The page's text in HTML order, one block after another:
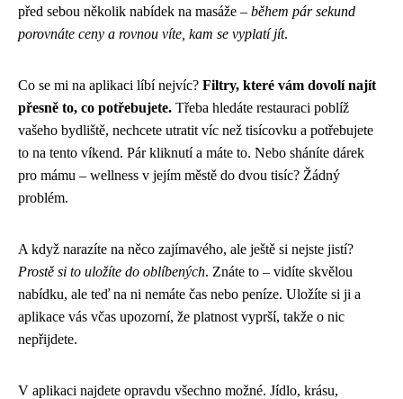
před sebou několik nabídek na masáže – během pár sekund
porovnáte ceny a rovnou víte, kam se vyplatí jít.
Co se mi na aplikaci líbí nejvíc? Filtry, které vám dovolí najít
přesně to, co potřebujete. Třeba hledáte restauraci poblíž
vašeho bydliště, nechcete utratit víc než tisícovku a potřebujete
to na tento víkend. Pár kliknutí a máte to. Nebo sháníte dárek
pro mámu – wellness v jejím městě do dvou tisíc? Žádný
problém.
A když narazíte na něco zajímavého, ale ještě si nejste jistí?
Prostě si to uložíte do oblíbených. Znáte to – vidíte skvělou
nabídku, ale teď na ni nemáte čas nebo peníze. Uložíte si ji a
aplikace vás včas upozorní, že platnost vyprší, takže o nic
nepřijdete.
V aplikaci najdete opravdu všechno možné. Jídlo, krásu,